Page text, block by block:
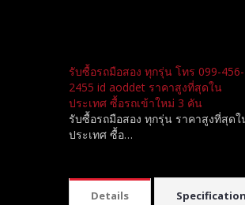
รับซื้อรถมือสอง ทุกรุ่น โทร 099-456-
2455 id aoddet ราคาสูงที่สุดใน
ประเทศ ซื้อรถเข้าใหม่ 3 คัน
รับซื้อรถมือสอง ทุกรุ่น ราคาสูงที่สุดใ
ประเทศ ซื้อ…
Details